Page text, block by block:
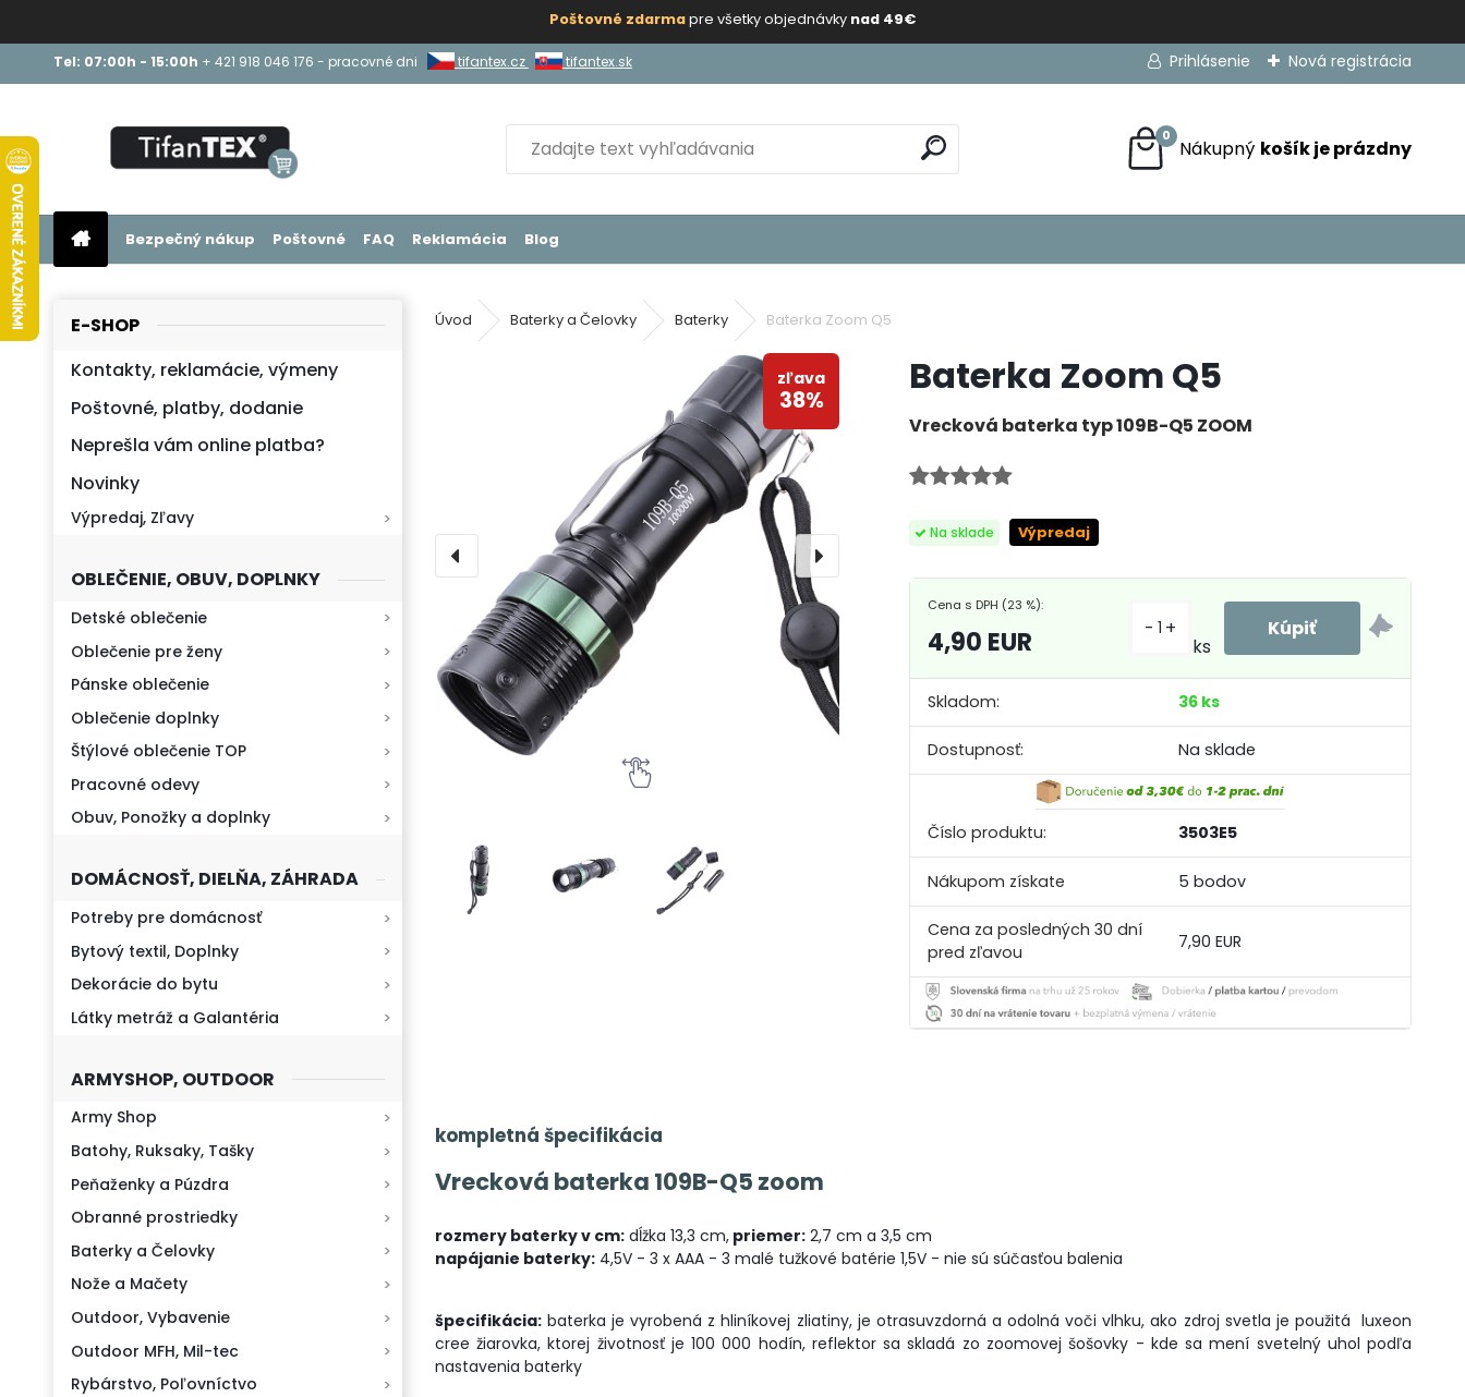
Poštovné zdarmapre všetky objednávky nad 49€
Tel: 07:00h - 15:00h + 421 918 046 176 - pracovné dni tifantex.cz tifantex.sk Prihlásenie Nová registrácia
Bezpečný nákup Poštovné FAQ Reklamácia Blog
0
E-SHOP
Kontakty, reklamácie, výmeny
Poštovné, platby, dodanie
Neprešla vám online platba?
Novinky
Výpredaj, Zľavy
OBLEČENIE, OBUV, DOPLNKY
Detské oblečenie
Oblečenie pre ženy
Pánske oblečenie
Oblečenie doplnky
Štýlové oblečenie TOP
Pracovné odevy
Obuv, Ponožky a doplnky
DOMÁCNOSŤ, DIELŇA, ZÁHRADA
Potreby pre domácnosť
Bytový textil, Doplnky
Dekorácie do bytu
Látky metráž a Galantéria
ARMYSHOP, OUTDOOR
Army Shop
Batohy, Ruksaky, Tašky
Peňaženky a Púzdra
Obranné prostriedky
Baterky a Čelovky
Nože a Mačety
Outdoor, Vybavenie
Outdoor MFH, Mil-tec
Rybárstvo, Poľovníctvo
Úvod Baterky a Čelovky Baterky Baterka Zoom Q5
zľava
38%
Baterka Zoom Q5
Vrecková baterka typ 109B-Q5 ZOOM
Výpredaj
Skladom: 36 ks
Dostupnosť: Na sklade
Číslo produktu: 3503E5
Nákupom získate 5 bodov
Cena za posledných 30 dní
pred zľavou
7,90 EUR
Cena s DPH (23 %):
4,90 EUR - +
ks
kompletná špecifikácia
Vrecková baterka 109B-Q5 zoom
rozmery baterky v cm:dĺžka 13,3 cm,priemer:2,7 cm a 3,5 cm
napájanie baterky:4,5V - 3 x AAA - 3 malé tužkové batérie 1,5V - nie sú súčasťou balenia
špecifikácia:baterka je vyrobená z hliníkovej zliatiny, je otrasuvzdorná a odolná voči vlhku, ako zdroj svetla je použitá luxeon
cree žiarovka, ktorej životnosť je 100 000 hodín, reflektor sa skladá zo zoomovej šošovky - kde sa mení svetelný uhol podľa
nastavenia baterky